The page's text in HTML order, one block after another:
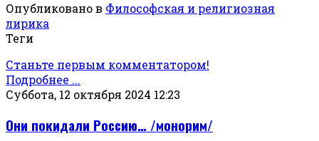
Опубликовано в Философская и религиозная
лирика
Теги
Станьте первым комментатором!
Подробнее ...
Суббота, 12 октября 2024 12:23
Они покидали Россию… /монорим/